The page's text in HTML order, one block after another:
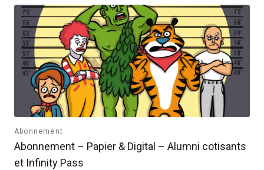
Abonnement
Abonnement – Papier & Digital – Alumni cotisants
et Infinity Pass